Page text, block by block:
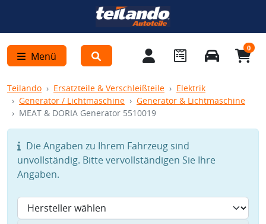
Menü
0
Teilando Ersatzteile & Verschleißteile
Elektrik
Generator / Lichtmaschine
Generator & Lichtmaschine
MEAT & DORIA Generator 5510019
Die Angaben zu Ihrem Fahrzeug sind
unvollständig. Bitte vervollständigen Sie Ihre
Angaben.